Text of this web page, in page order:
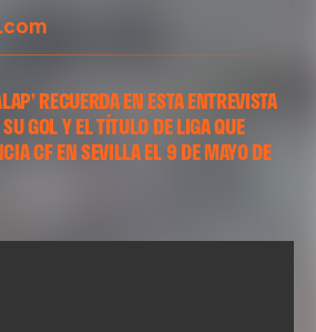
RECUERDA EN ESTA ENTREVISTA
GOL Y EL TÍTULO DE LIGA QUE
CF EN SEVILLA EL 9 DE MAYO DE